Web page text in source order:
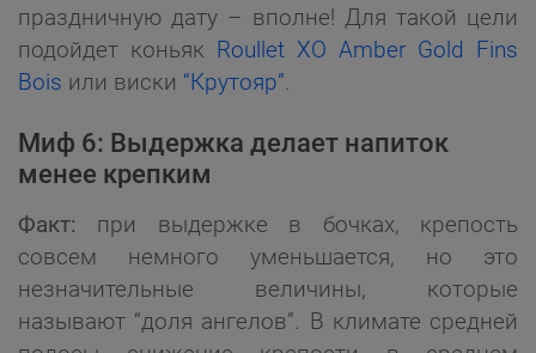
праздничную дату – вполне! Для такой цели
подойдет коньяк Roullet XO Amber Gold Fins
Bois или виски “Крутояр”.
Миф 6: Выдержка делает напиток
менее крепким
Факт: при выдержке в бочках, крепость
совсем немного уменьшается, но это
незначительные величины, которые
называют “доля ангелов”. В климате средней